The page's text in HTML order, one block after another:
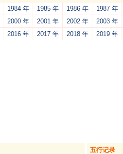
1984 年 1985 年 1986 年 1987 年
2000 年 2001 年 2002 年 2003 年
2016 年 2017 年 2018 年 2019 年
五行记录